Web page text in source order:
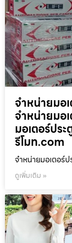
จำหน่ายมอ
จำหน่ายมอ
มอเตอร์ปร
รีโมท.com
จำหน่ายมอเตอร์
ดูเพิ่มเติม »